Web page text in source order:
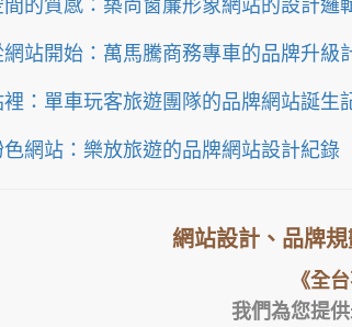
站開始：萬馬騰商務專車的品牌升級
：單車玩客旅遊團隊的品牌網站誕生
網站：樂放旅遊的品牌網站設計紀錄
網站設計、品牌
《全
我們為您提